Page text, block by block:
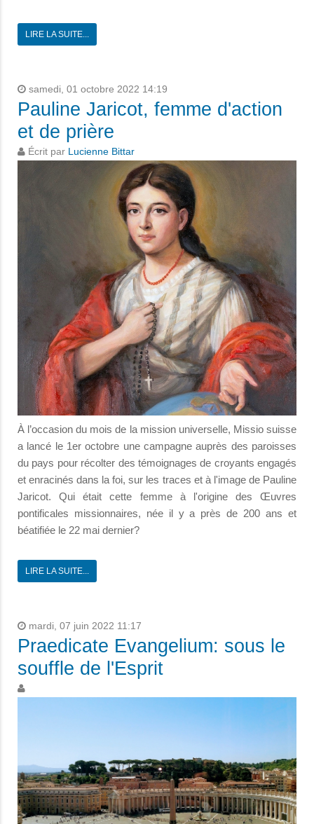
LIRE LA SUITE...
samedi, 01 octobre 2022 14:19
Pauline Jaricot, femme d'action
et de prière
Écrit par Lucienne Bittar
À l’occasion du mois de la mission universelle, Missio suisse
a lancé le 1er octobre une campagne auprès des paroisses
du pays pour récolter des témoignages de croyants engagés
et enracinés dans la foi, sur les traces et à l'image de Pauline
Jaricot. Qui était cette femme à l'origine des Œuvres
pontificales missionnaires, née il y a près de 200 ans et
béatifiée le 22 mai dernier?
LIRE LA SUITE...
mardi, 07 juin 2022 11:17
Praedicate Evangelium: sous le
souffle de l'Esprit